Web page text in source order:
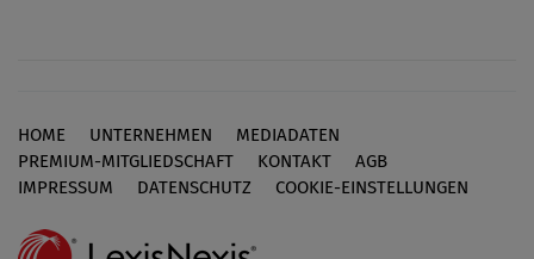
Footer
HOME UNTERNEHMEN
MEDIADATEN
PREMIUM-MITGLIEDSCHAFT
KONTAKT
AGB
IMPRESSUM
DATENSCHUTZ COOKIE-EINSTELLUNGEN